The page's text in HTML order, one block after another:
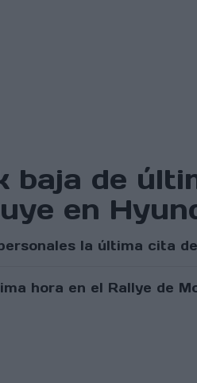
baja de
en
la última cita